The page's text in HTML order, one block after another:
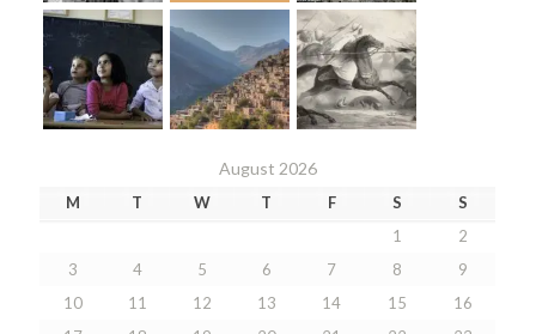
August 2026
M T W T F S
S
1
2
3
4 5 6 7 8
9
10
11 12 13 14 15
16